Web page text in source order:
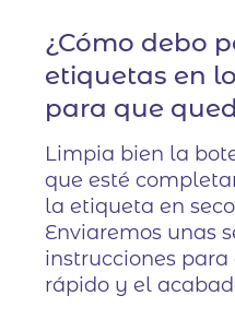
¿Cómo debo
etiquetas en
para que
Limpia bien la
que esté
la etiqueta en
Enviaremos unas
instrucciones para
rápido y el